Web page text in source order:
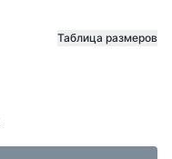
Таблица размеров